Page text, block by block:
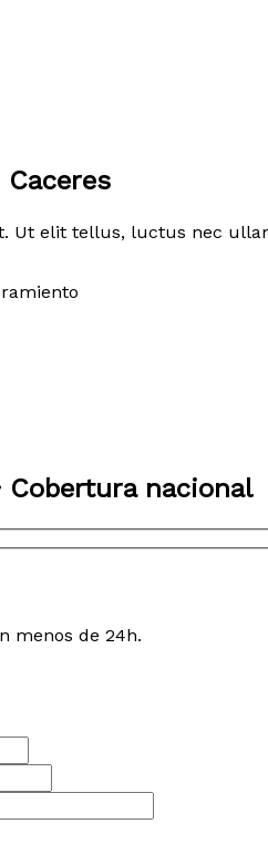
Ut elit tellus, luctus nec
Cobertura nacional
menos de 24h.